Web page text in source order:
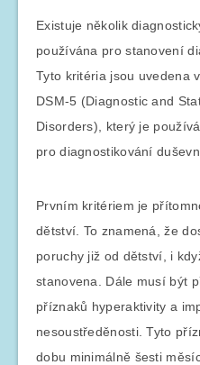
Existuje několik
používána pro stanovení
Tyto kritéria jsou uvedena
DSM-5 (Diagnostic and
Disorders), který je
pro diagnostikování
Prvním kritériem je
dětství. To znamená, že
poruchy již od dětství, i
stanovena. Dále musí být
příznaků hyperaktivity a
nesoustředěnosti. Tyto
dobu minimálně šesti